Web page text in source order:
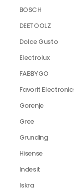
BOSCH
DEETOOLZ
Dolce Gusto
Electrolux
FABBYGO
Favorit
Gorenje
Gree
Grunding
Hisense
Indesit
Iskra